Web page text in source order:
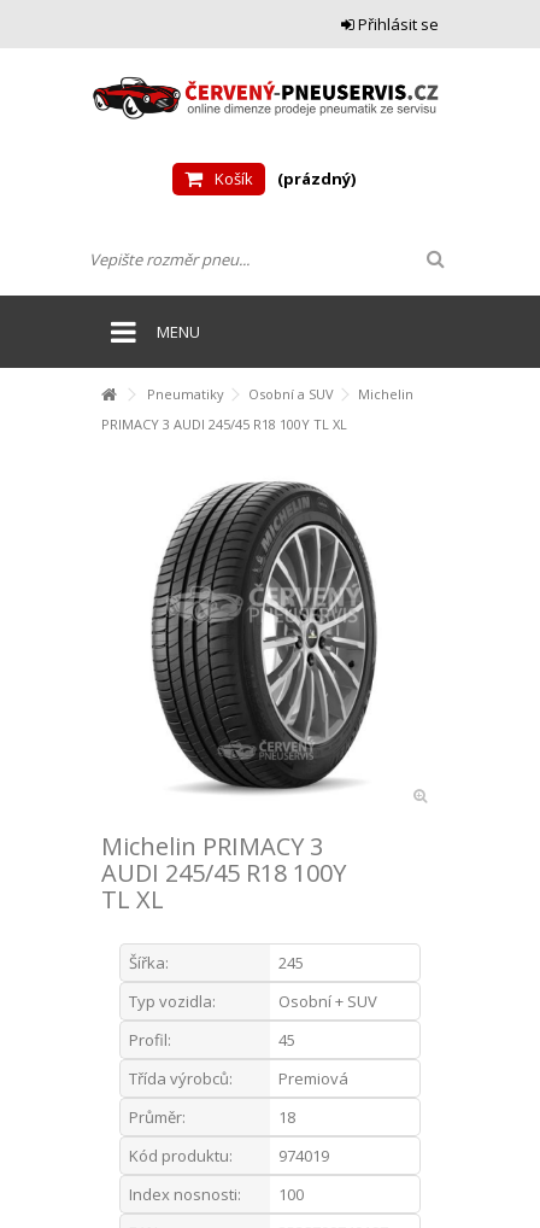
Přihlásit se
Košík (prázdný)
MENU
Pneumatiky Osobní a SUV
Michelin
PRIMACY 3 AUDI 245/45 R18 100Y TL XL
Michelin PRIMACY 3
AUDI 245/45 R18 100Y
TL XL
Šířka:
245
Typ vozidla:
Osobní + SUV
Profil:
45
Třída výrobců:
Premiová
Průměr:
18
Kód produktu:
974019
Index nosnosti:
100